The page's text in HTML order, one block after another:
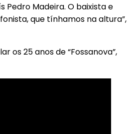
Pedro Madeira. O baixista e
que tínhamos na altura”,
os 25 anos de “Fossanova”,